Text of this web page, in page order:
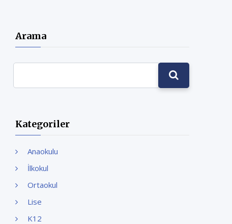
Arama
Kategoriler
Anaokulu
İlkokul
Ortaokul
Lise
K12